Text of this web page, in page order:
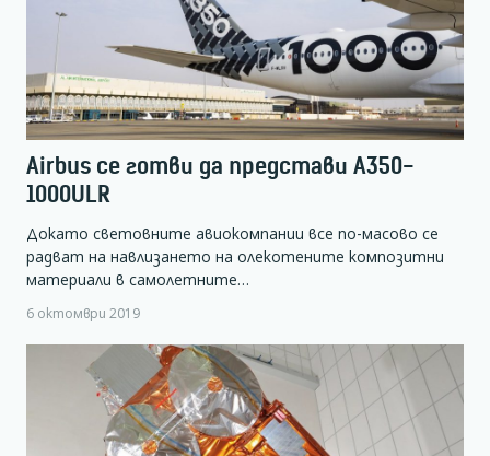
Airbus се готви да представи A350-
1000ULR
Докато световните авиокомпании все по-масово се
радват на навлизането на олекотените композитни
материали в самолетните…
6 октомври 2019